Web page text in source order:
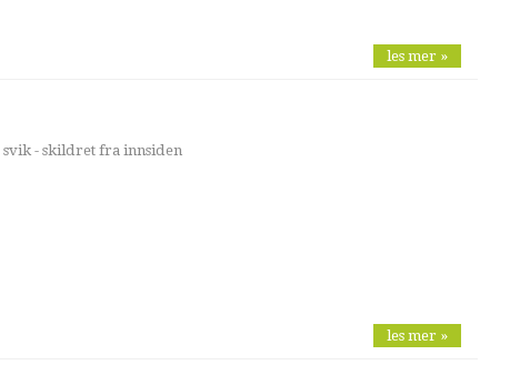
les mer »
- skildret fra innsiden
les mer »